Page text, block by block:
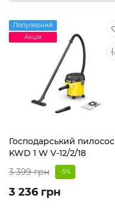
Популярний
Акція
Господарський пилосос
KWD 1 W V-12/2/18
3 399 грн
-5%
3 236 грн